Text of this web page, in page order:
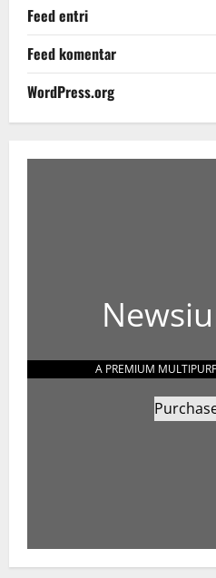
Feed entri
Feed komentar
WordPress.org
A PREMIUM